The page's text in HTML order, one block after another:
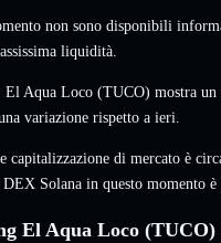
non sono disponibili
liquidità.
El Aqua Loco (TUCO) mostra un
variazione rispetto a ieri.
capitalizzazione di mercato è
Solana in questo momento è
El Aqua Loco (TUCO)